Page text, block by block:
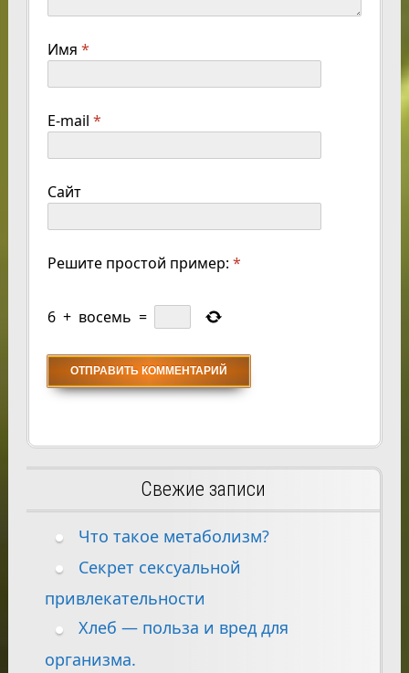
Имя *
E-mail *
Сайт
Решите простой пример: *
6 + восемь =
Свежие записи
Что такое метаболизм?
Секрет сексуальной
привлекательности
Хлеб — польза и вред для
организма.